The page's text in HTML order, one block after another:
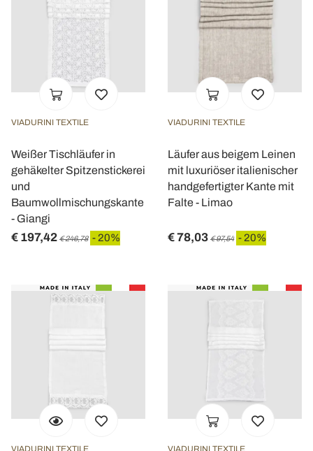
VIADURINI TEXTILE
Weißer Tischläufer in
gehäkelter Spitzenstickerei
und
Baumwollmischungskante
- Giangi
€ 197,42 € 246,78 - 20%
VIADURINI TEXTILE
Läufer aus beigem Leinen
mit luxuriöser italienischer
handgefertigter Kante mit
Falte - Limao
€ 78,03 € 97,54 - 20%
VIADURINI TEXTILE VIADURINI TEXTILE